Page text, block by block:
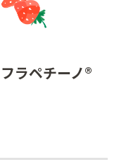
ラペチーノ®